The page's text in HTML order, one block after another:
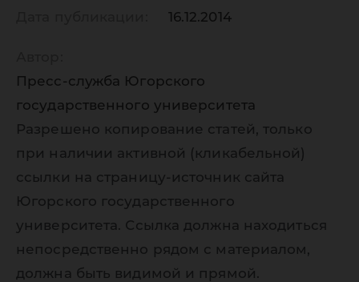
16.12.2014
Пресс-служба Югорского
государственного университета
Разрешено копирование статей, только
при наличии активной (кликабельной)
ссылки на страницу-источник сайта
Югорского государственного
университета. Ссылка должна находиться
непосредственно рядом с материалом,
должна быть видимой и прямой.